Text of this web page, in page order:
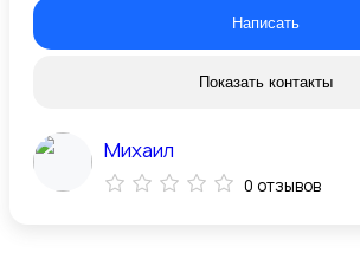
Написать
Показать контакты
Михаил
0 отзывов